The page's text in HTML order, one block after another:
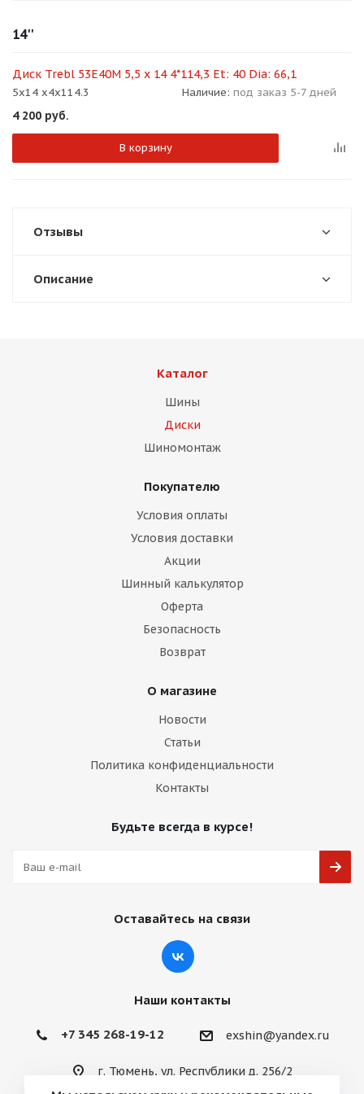
14''
Диск Trebl 53E40M 5,5 x 14 4*114,3 Et: 40 Dia: 66,1
5x14 x4x114.3 Наличие: под заказ 5-7 дней
4 200 руб.
В корзину
Отзывы
Описание
Каталог
Шины
Диски
Шиномонтаж
Покупателю
Условия оплаты
Условия доставки
Акции
Шинный калькулятор
Оферта
Безопасность
Возврат
О магазине
Новости
Статьи
Политика конфиденциальности
Контакты
Будьте всегда в курсе!
Оставайтесь на связи
Наши контакты
+7 345 268-19-12 exshin@yandex.ru
г. Тюмень, ул. Республики д. 256/2
недели
раз в 2 недели
Остались вопросы?
plait.ru